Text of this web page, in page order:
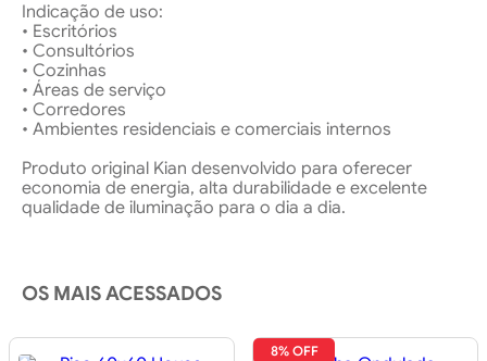
Indicação de uso:
• Escritórios
• Consultórios
• Cozinhas
• Áreas de serviço
• Corredores
• Ambientes residenciais e comerciais internos
Produto original Kian desenvolvido para oferecer
economia de energia, alta durabilidade e excelente
qualidade de iluminação para o dia a dia.
OS MAIS ACESSADOS
8% OFF